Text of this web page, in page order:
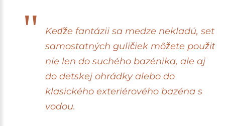
Keďže fantázii sa medze nekladú, set
samostatných guličiek môžete použiť
nie len do suchého bazénika, ale aj
do detskej ohrádky alebo do
klasického exteriérového bazéna s
vodou.